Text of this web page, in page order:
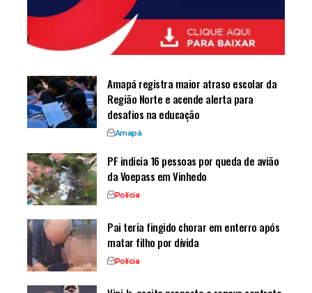
Amapá registra maior atraso escolar da
Região Norte e acende alerta para
desafios na educação
Amapá
PF indicia 16 pessoas por queda de avião
da Voepass em Vinhedo
Polícia
Pai teria fingido chorar em enterro após
matar filho por dívida
Polícia